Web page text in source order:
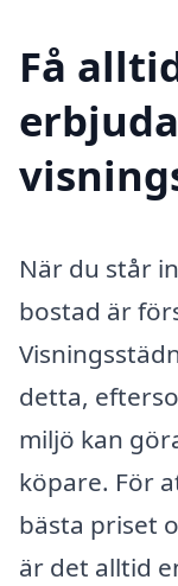
Få
När du står
bostad är
detta,
miljö kan
köpare. För
bästa priset
är det alltid